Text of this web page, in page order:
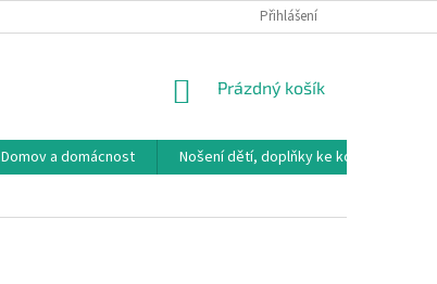
DOPRAVA, PLATBY A
Přihlášení
NÁKUPNÍ
Prázdný košík
Domov a domácnost
Nošení dětí, doplňky ke kočárkům